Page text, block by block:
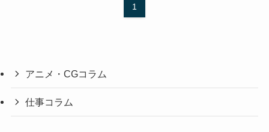
1
アニメ・CGコラム
仕事コラム